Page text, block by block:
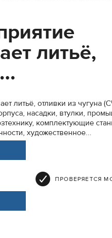
литьё,
литьё, отливки из чугуна
насадки, втулки,
комплектующие
художественное...
ПРОВЕРЯЕТСЯ